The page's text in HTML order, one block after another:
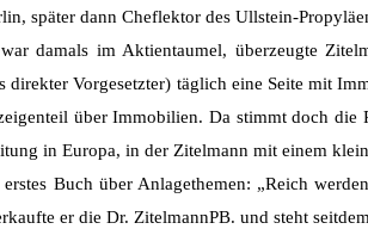
später dann Cheflektor des Ullstein-
damals im Aktientaumel, überzeugte
direkter Vorgesetzter) täglich eine Seite mit
über Immobilien. Da stimmt doch
in Europa, in der Zitelmann mit einem
Buch über Anlagethemen: „Reich
er die Dr. ZitelmannPB. und steht